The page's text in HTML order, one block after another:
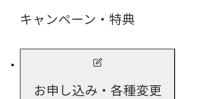
キャンペーン・特典
お申し込み・各種変更